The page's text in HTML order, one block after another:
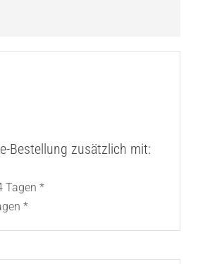
Bestellung zusätzlich mit:
Tagen *
*